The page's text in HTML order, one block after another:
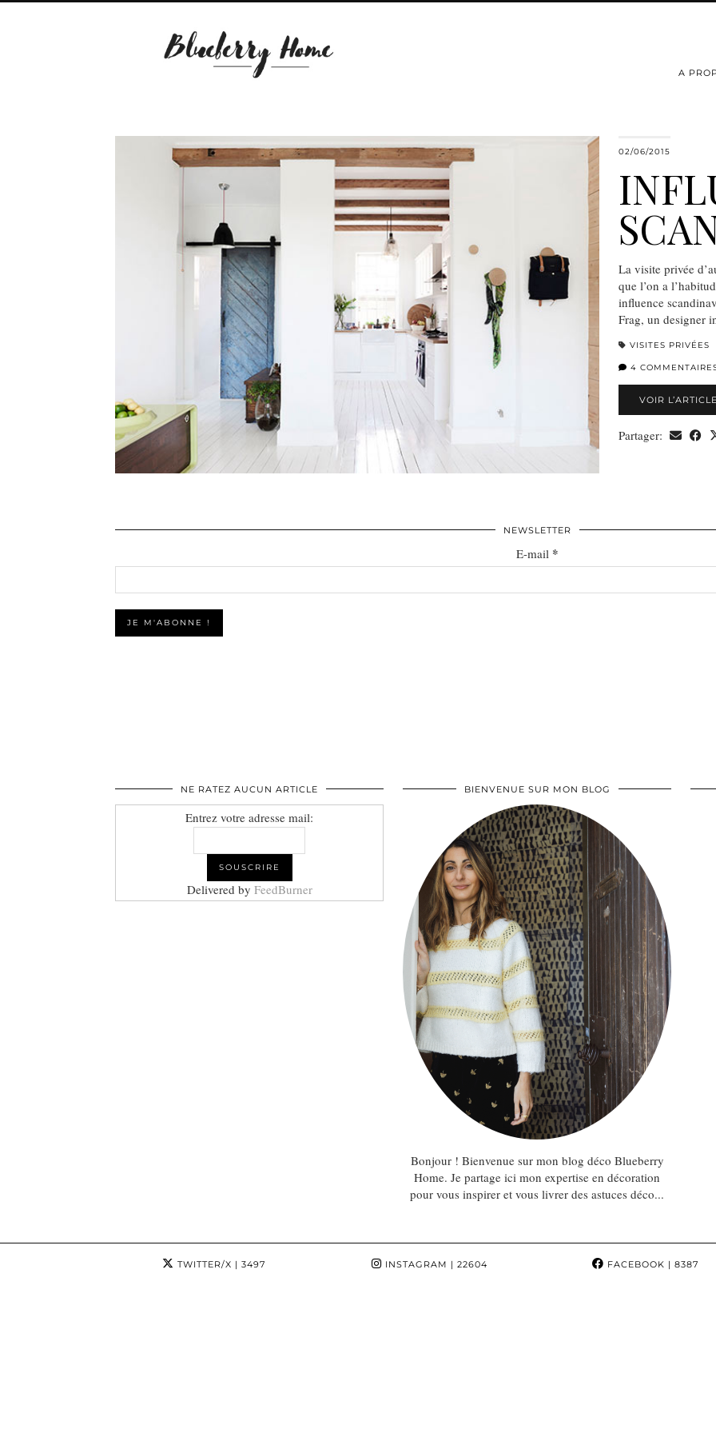
A
02/06/2015
La visite privée
que l’on a
influence
Frag, un designer
VISITES PRIVÉES
4
VOIR
Partager:
NEWSLETTER
E-mail *
NE RATEZ AUCUN ARTICLE
Entrez votre adresse mail:
Delivered by FeedBurner
BIENVENUE SUR MON BLOG
Bonjour ! Bienvenue sur mon blog déco Blueberry
Home. Je partage ici mon expertise en décoration
pour vous inspirer et vous livrer des astuces déco...
TWITTER/X | 3497 INSTAGRAM | 22604 FACEBOOK | 8387